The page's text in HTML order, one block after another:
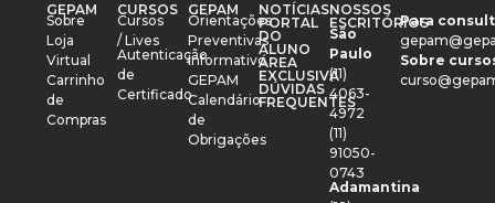
GEPAM
Sobre
Loja
Virtual
Carrinho
de
Compras
CURSOS
Cursos
/ Lives
Autenticação
de
Certificado
GEPAM
Orientações
Preventivas
Informativo
GEPAM
Calendário
de
Obrigações
NOTÍCIAS
PORTAL
DO
ALUNO
ÁREA
EXCLUSIVA
DÚVIDAS
FREQUENTES
NOSSOS
ESCRITÓRIOS
São
Paulo
(11)
4063-
4972
(11)
91050-
0743
Adamantina
Para
Sobre